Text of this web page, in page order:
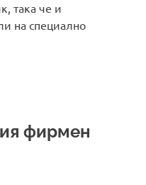
така че и
на специално
фирмен